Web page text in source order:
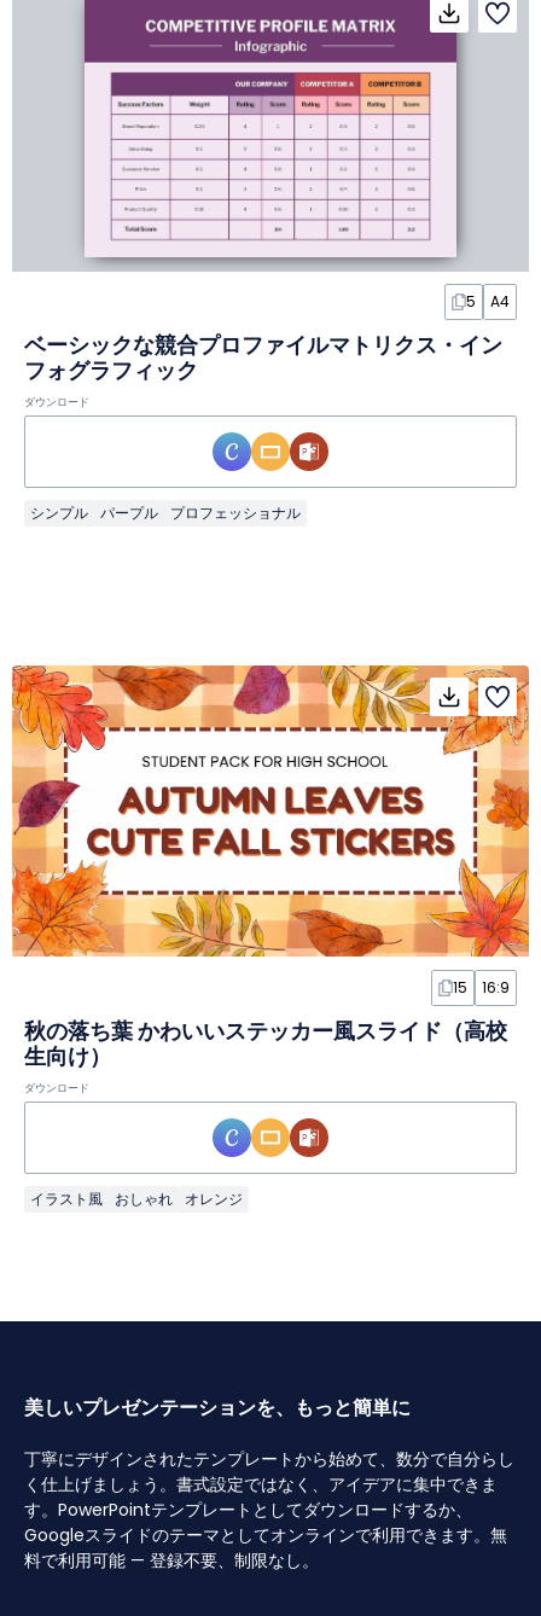
5 A4
ベーシックな競合プロファイルマトリクス・イン
フォグラフィック
ダウンロード
シンプル パープル プロフェッショナル
15 16:9
秋の落ち葉 かわいいステッカー風スライド（高校
生向け）
ダウンロード
イラスト風 おしゃれ オレンジ
美しいプレゼンテーションを、もっと簡単に
丁寧にデザインされたテンプレートから始めて、数分で自分らし
く仕上げましょう。書式設定ではなく、アイデアに集中できま
す。PowerPointテンプレートとしてダウンロードするか、
Googleスライドのテーマとしてオンラインで利用できます。無
料で利用可能 — 登録不要、制限なし。